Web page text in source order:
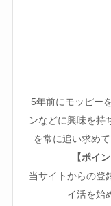
5年前にモッピー
ンなどに興味を持
を常に追い求め
【ポイ
当サイトからの登
イ活を始